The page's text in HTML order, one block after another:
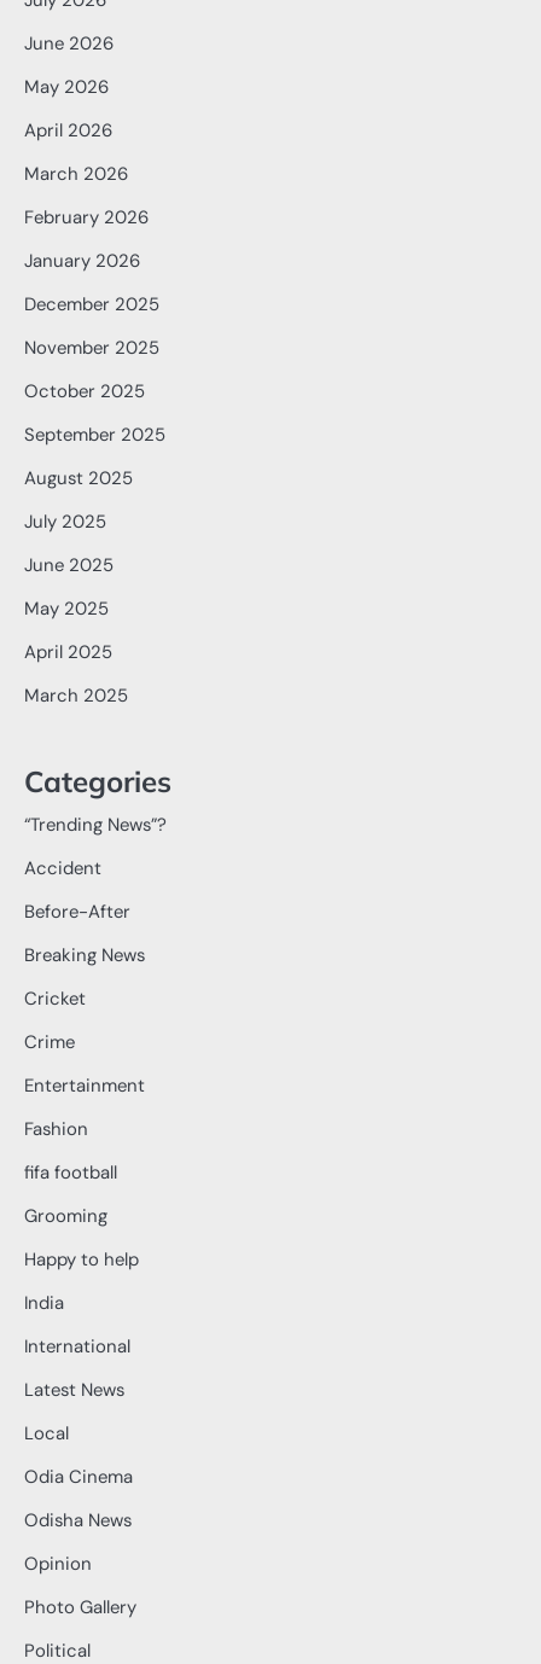
June 2026
May 2026
April 2026
March 2026
February 2026
January 2026
December 2025
November 2025
October 2025
September 2025
August 2025
July 2025
June 2025
May 2025
April 2025
March 2025
Categories
“Trending News”?
Accident
Before-After
Breaking News
Cricket
Crime
Entertainment
Fashion
fifa football
Grooming
Happy to help
India
International
Latest News
Local
Odia Cinema
Odisha News
Opinion
Photo Gallery
Political